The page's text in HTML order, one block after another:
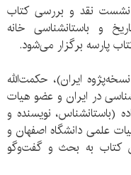
نشست نقد و بررسی کتاب
و باستانشناسی خانه
پارسه برگزار می‌شود.
ایران)، حکمت‌الله
در ایران و عضو هیات
(باستانشناس، نویسنده و
علمی دانشگاه اصفهان و
کتاب به بحث و گفت‌وگو